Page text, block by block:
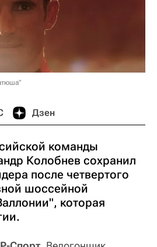
Дзен
команды
Колобнев сохранил
после четвертого
шоссейной
которая